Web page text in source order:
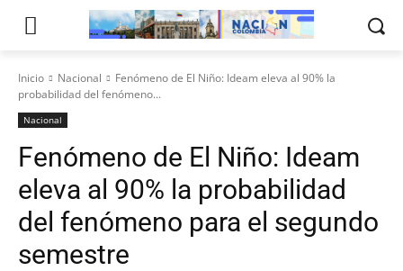
Inicio Nacional
Fenómeno de El Niño: Ideam eleva al 90% la
probabilidad del fenómeno...
Nacional
Fenómeno de El Niño: Ideam
eleva al 90% la probabilidad
del fenómeno para el segundo
semestre